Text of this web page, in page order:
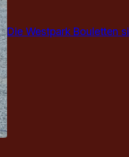
Die Westpark Bouletten